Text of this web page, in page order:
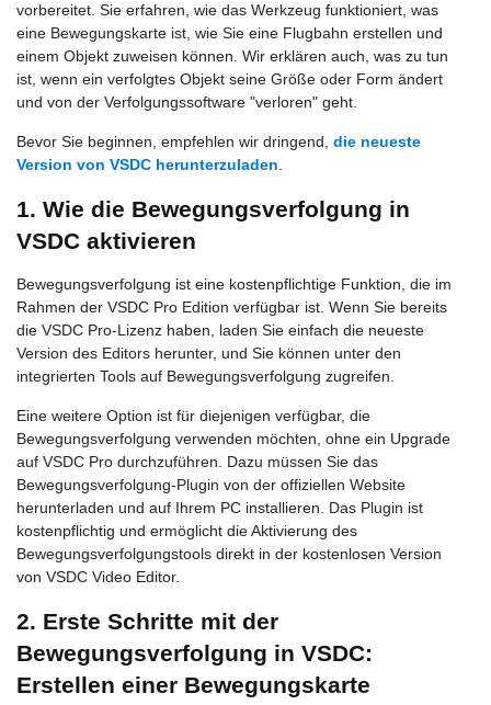
vorbereitet. Sie erfahren, wie das Werkzeug funktioniert, was
eine Bewegungskarte ist, wie Sie eine Flugbahn erstellen und
einem Objekt zuweisen können. Wir erklären auch, was zu tun
ist, wenn ein verfolgtes Objekt seine Größe oder Form ändert
und von der Verfolgungssoftware "verloren" geht.
Bevor Sie beginnen, empfehlen wir dringend, die neueste
Version von VSDC herunterzuladen
1. Wie die Bewegungsverfolgung in
VSDC aktivieren
Bewegungsverfolgung ist eine kostenpflichtige Funktion, die im
Rahmen der VSDC Pro Edition verfügbar ist. Wenn Sie bereits
die VSDC Pro-Lizenz haben, laden Sie einfach die neueste
Version des Editors herunter, und Sie können unter den
integrierten Tools auf Bewegungsverfolgung zugreifen.
Eine weitere Option ist für diejenigen verfügbar, die
Bewegungsverfolgung verwenden möchten, ohne ein Upgrade
auf VSDC Pro durchzuführen. Dazu müssen Sie das
Bewegungsverfolgung-Plugin von der offiziellen Website
herunterladen und auf Ihrem PC installieren. Das Plugin ist
kostenpflichtig und ermöglicht die Aktivierung des
Bewegungsverfolgungstools direkt in der kostenlosen Version
von VSDC Video Editor.
2. Erste Schritte mit der
Bewegungsverfolgung in VSDC:
Erstellen einer Bewegungskarte